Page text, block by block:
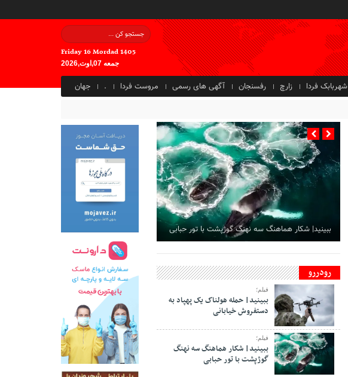
Friday 16 Mordad 1405
جمعه 07,اوت,2026
شهربابک فردا زارچ رفسنجان آگهی های رسمی مروست فردا . جهان
ببینید| شکار هماهنگ سه نهنگ گوژپشت با تور حبابی
رودررو
فیلم؛
ببینید| حمله هولناک یک پهپاد به
دستفروش خیابانی
فیلم؛
ببینید| شکار هماهنگ سه نهنگ
گوژپشت با تور حبابی